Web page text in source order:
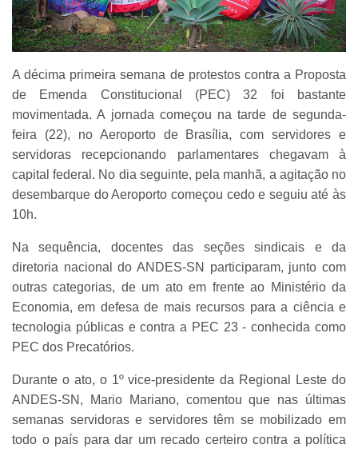
A décima primeira semana de protestos contra a Proposta
de Emenda Constitucional (PEC) 32 foi bastante
movimentada. A jornada começou na tarde de segunda-
feira (22), no Aeroporto de Brasília, com servidores e
servidoras recepcionando parlamentares chegavam à
capital federal. No dia seguinte, pela manhã, a agitação no
desembarque do Aeroporto começou cedo e seguiu até às
10h.
Na sequência, docentes das seções sindicais e da
diretoria nacional do ANDES-SN participaram, junto com
outras categorias, de um ato em frente ao Ministério da
Economia, em defesa de mais recursos para a ciência e
tecnologia públicas e contra a PEC 23 - conhecida como
PEC dos Precatórios.
Durante o ato, o 1º vice-presidente da Regional Leste do
ANDES-SN, Mario Mariano, comentou que nas últimas
semanas servidoras e servidores têm se mobilizado em
todo o país para dar um recado certeiro contra a política